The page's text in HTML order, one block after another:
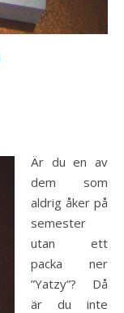
Är du en av
dem som
aldrig åker på
semester
utan ett
packa ner
”Yatzy”? Då
är du inte